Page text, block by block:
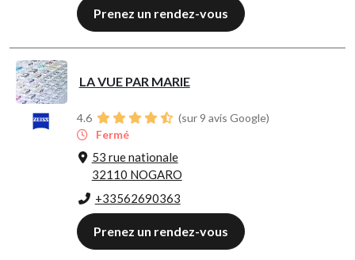
Prenez un rendez-vous
LA VUE PAR MARIE
4.6
(sur 9 avis Google)
Fermé
53 rue nationale
32110 NOGARO
+33562690363
Prenez un rendez-vous